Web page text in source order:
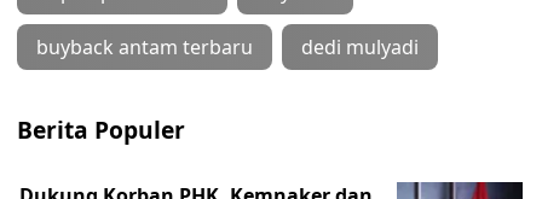
buyback antam terbaru dedi mulyadi
Berita Populer